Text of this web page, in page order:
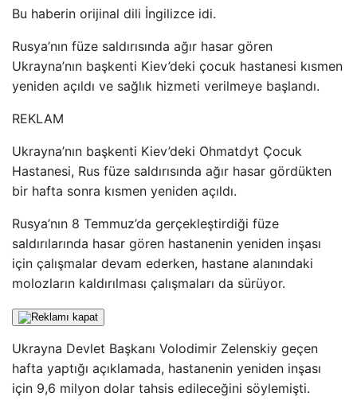
Bu haberin orijinal dili İngilizce idi.
Rusya’nın füze saldırısında ağır hasar gören
Ukrayna’nın başkenti Kiev’deki çocuk hastanesi kısmen
yeniden açıldı ve sağlık hizmeti verilmeye başlandı.
REKLAM
Ukrayna’nın başkenti Kiev’deki Ohmatdyt Çocuk
Hastanesi, Rus füze saldırısında ağır hasar gördükten
bir hafta sonra kısmen yeniden açıldı.
Rusya’nın 8 Temmuz’da gerçekleştirdiği füze
saldırılarında hasar gören hastanenin yeniden inşası
için çalışmalar devam ederken, hastane alanındaki
molozların kaldırılması çalışmaları da sürüyor.
Ukrayna Devlet Başkanı Volodimir Zelenskiy geçen
hafta yaptığı açıklamada, hastanenin yeniden inşası
için 9,6 milyon dolar tahsis edileceğini söylemişti.